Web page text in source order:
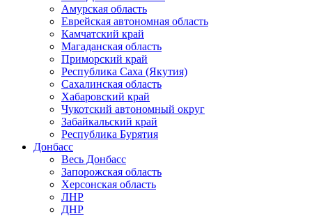
Амурская область
Еврейская автономная область
Камчатский край
Магаданская область
Приморский край
Республика Саха (Якутия)
Сахалинская область
Хабаровский край
Чукотский автономный округ
Забайкальский край
Республика Бурятия
Донбасс
Весь Донбасс
Запорожская область
Херсонская область
ЛНР
ДНР